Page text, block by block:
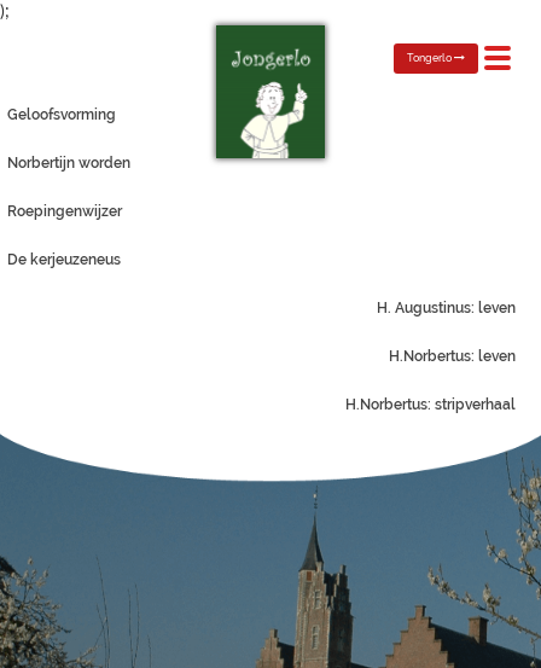
);
Toggle
Tongerlo
Geloofsvorming
Norbertijn worden
Roepingenwijzer
De kerjeuzeneus
H. Augustinus: leven
H.Norbertus: leven
H.Norbertus: stripverhaal